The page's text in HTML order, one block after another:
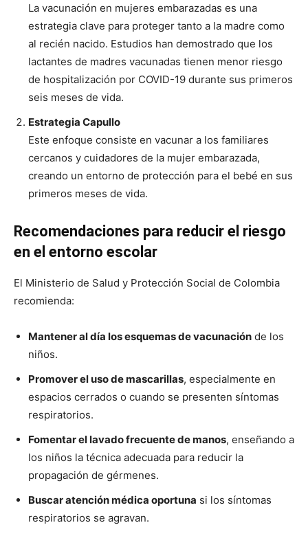
La vacunación en mujeres embarazadas es una
estrategia clave para proteger tanto a la madre como
al recién nacido. Estudios han demostrado que los
lactantes de madres vacunadas tienen menor riesgo
de hospitalización por COVID-19 durante sus primeros
seis meses de vida.
Estrategia Capullo
Este enfoque consiste en vacunar a los familiares
cercanos y cuidadores de la mujer embarazada,
creando un entorno de protección para el bebé en sus
primeros meses de vida.
Recomendaciones para reducir el riesgo
en el entorno escolar
El Ministerio de Salud y Protección Social de Colombia
recomienda:
Mantener al día los esquemas de vacunación de los
niños.
Promover el uso de mascarillas, especialmente en
espacios cerrados o cuando se presenten síntomas
respiratorios.
Fomentar el lavado frecuente de manos, enseñando a
los niños la técnica adecuada para reducir la
propagación de gérmenes.
Buscar atención médica oportuna si los síntomas
respiratorios se agravan.